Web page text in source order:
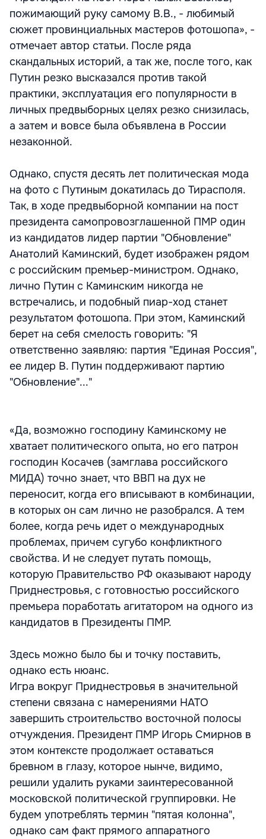
пожимающий руку самому В.В., - любимый
сюжет провинциальных мастеров фотошопа», -
отмечает автор статьи. После ряда
скандальных историй, а так же, после того, как
Путин резко высказался против такой
практики, эксплуатация его популярности в
личных предвыборных целях резко снизилась,
а затем и вовсе была объявлена в России
незаконной.
Однако, спустя десять лет политическая мода
на фото с Путиным докатилась до Тирасполя.
Так, в ходе предвыборной компании на пост
президента самопровозглашенной ПМР один
из кандидатов лидер партии "Обновление"
Анатолий Каминский, будет изображен рядом
с российским премьер-министром. Однако,
лично Путин с Каминским никогда не
встречались, и подобный пиар-ход станет
результатом фотошопа. При этом, Каминский
берет на себя смелость говорить: "Я
ответственно заявляю: партия "Единая Россия",
ее лидер В. Путин поддерживают партию
"Обновление"..."
«Да, возможно господину Каминскому не
хватает политического опыта, но его патрон
господин Косачев (замглава российского
МИДА) точно знает, что ВВП на дух не
переносит, когда его вписывают в комбинации,
в которых он сам лично не разобрался. А тем
более, когда речь идет о международных
проблемах, причем сугубо конфликтного
свойства. И не следует путать помощь,
которую Правительство РФ оказывают народу
Приднестровья, с готовностью российского
премьера поработать агитатором на одного из
кандидатов в Президенты ПМР.
Здесь можно было бы и точку поставить,
однако есть нюанс.
Игра вокруг Приднестровья в значительной
степени связана с намерениями НАТО
завершить строительство восточной полосы
отчуждения. Президент ПМР Игорь Смирнов в
этом контексте продолжает оставаться
бревном в глазу, которое нынче, видимо,
решили удалить руками заинтересованной
московской политической группировки. Не
будем употреблять термин "пятая колонна",
однако сам факт прямого аппаратного